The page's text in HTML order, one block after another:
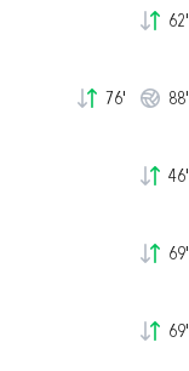
62'
76' 88'
46'
69'
69'